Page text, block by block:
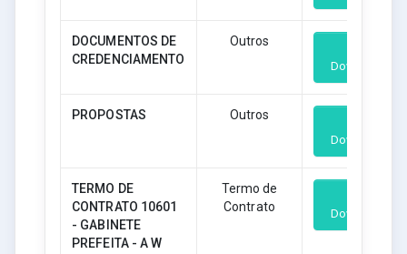
DOCUMENTOS DE
CREDENCIAMENTO
Outros
Download
PROPOSTAS Outros
Download
TERMO DE
CONTRATO 10601
- GABINETE
PREFEITA - A W
Termo de
Contrato
Download